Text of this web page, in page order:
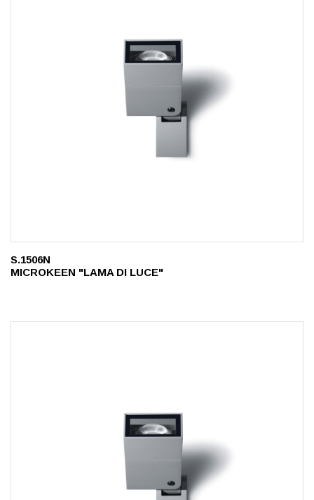
S.1506N
MICROKEEN "LAMA DI LUCE"